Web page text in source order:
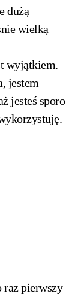
dużą
wielką
wyjątkiem.
jestem
jesteś sporo
raz pierwszy